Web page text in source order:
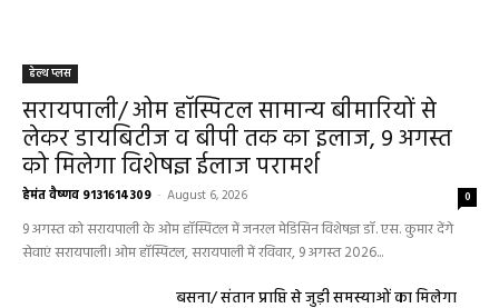
हेल्थ प्लस
सरायपाली/ ओम हॉस्पिटल सामान्य बीमारियों से
लेकर डायबिटीज व बीपी तक का इलाज, 9 अगस्त
को मिलेगा विशेषज्ञ ईलाज परामर्श
August 6, 2026